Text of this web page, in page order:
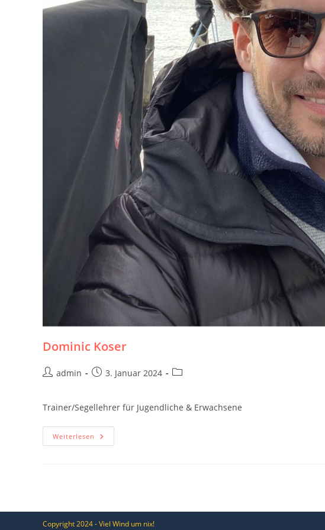
Dominic Koser
Beitrags-
admin
Beitrag3. Januar 2024
Beitrags-
Trainer/Segellehrer für Jugendliche & Erwachsene
Weiterlesen Dominic
Koser
Copyright 2024 - Viel Wind um nix!